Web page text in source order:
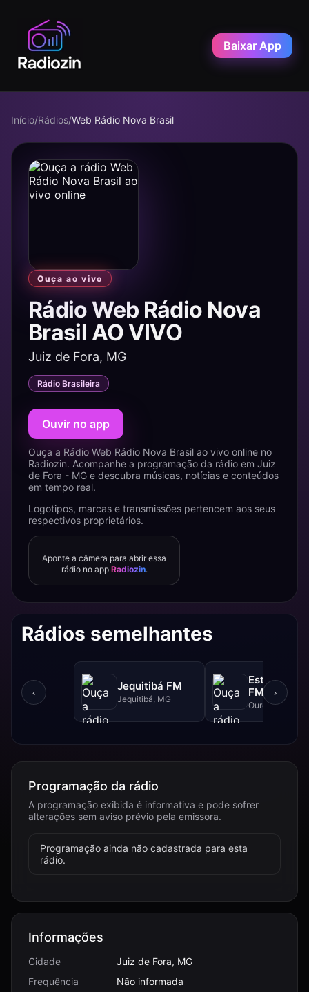
Baixar App
Início/Rádios/Web Rádio Nova Brasil
Ouça ao vivo
Rádio Web Rádio Nova
Brasil AO VIVO
Juiz de Fora, MG
Rádio Brasileira
Ouvir no app
Ouça a Rádio Web Rádio Nova Brasil ao vivo online no
Radiozin. Acompanhe a programação da rádio em Juiz
de Fora - MG e descubra músicas, notícias e conteúdos
em tempo real.
Logotipos, marcas e transmissões pertencem aos seus
respectivos proprietários.
Aponte a câmera para abrir essa
rádio no app Radiozin.
Rádios semelhantes
‹
Jequitibá FM
Jequitibá, MG
Estrada
FM - 102.5
Ouro Branco,
›
Programação da rádio
A programação exibida é informativa e pode sofrer
alterações sem aviso prévio pela emissora.
Programação ainda não cadastrada para esta
rádio.
Informações
Cidade
Juiz de Fora, MG
Frequência
Não informada